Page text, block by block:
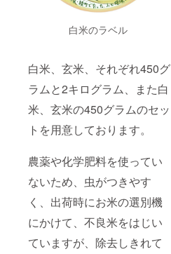
白米のラベル
白米、玄米、それぞれ450グ
ラムと2キログラム、また白
米、玄米の450グラムのセッ
トを用意しております。
農薬や化学肥料を使ってい
ないため、虫がつきやす
く、出荷時にお米の選別機
にかけて、不良米をはじい
ていますが、除去しきれて